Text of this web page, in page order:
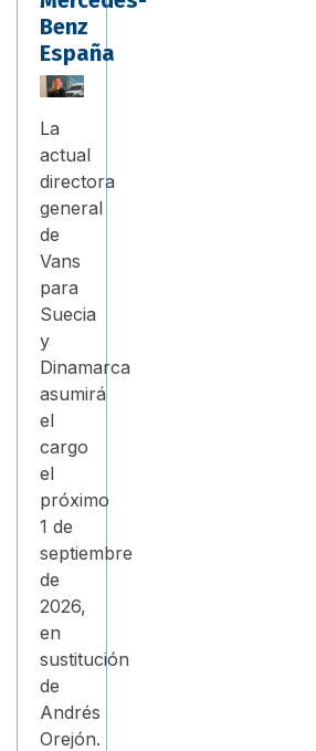
Benz
España
La
actual
directora
general
de
Vans
para
Suecia
y
Dinamarca
asumirá
el
cargo
el
próximo
1 de
septiembre
de
2026,
en
sustitución
de
Andrés
Orejón.